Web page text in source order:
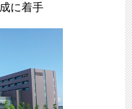
に着手